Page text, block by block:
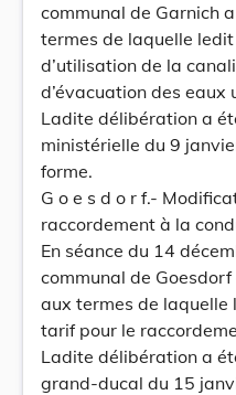
communal de Garnich
termes de laquelle
d’utilisation de la
d’évacuation des eaux
Ladite délibération a
ministérielle du 9
forme.
G o e s d o r f.-
raccordement à la
En séance du 14
communal de
aux termes de laquelle
tarif pour le
Ladite délibération a
grand-ducal du 15